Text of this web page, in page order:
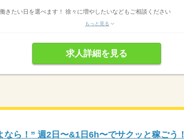
きたい日を選べます！ 徐々に増やしたいなどもご相談ください
もっと見る
求人詳細を見る
なら！” 週2日〜&1日6h〜でサクッと稼ごう！